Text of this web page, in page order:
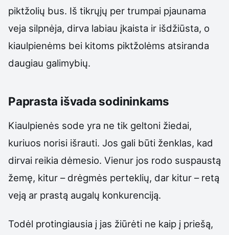
piktžolių bus. Iš tikrųjų per trumpai pjaunama
veja silpnėja, dirva labiau įkaista ir išdžiūsta, o
kiaulpienėms bei kitoms piktžolėms atsiranda
daugiau galimybių.
Paprasta išvada sodininkams
Kiaulpienės sode yra ne tik geltoni žiedai,
kuriuos norisi išrauti. Jos gali būti ženklas, kad
dirvai reikia dėmesio. Vienur jos rodo suspaustą
žemę, kitur – drėgmės perteklių, dar kitur – retą
veją ar prastą augalų konkurenciją.
Todėl protingiausia į jas žiūrėti ne kaip į priešą,